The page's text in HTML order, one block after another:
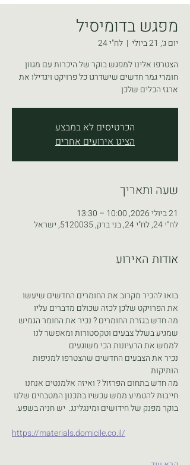
מפגש בדומיסיל
יום ג׳, 21 ביולי
  |
לח"י 24
הצטרפו אלינו למפגש בוקר של היכרות עם מגוון
חומרי גמר חדשים שישדרגו כל פרויקט ויגדילו את
ארגז הכלים שלכן
הכרטיסים לא במבצע
הציגו אירועים אחרים
שעה ותאריך
21 ביולי 2026, 10:00 – 13:30
לח"י 24, לח"י 24, בני ברק, 5120035, ישראל
אודות האירוע
בואו להכיר מקרוב את החומרים החדשים שיעשו
את הפרויקט שלכן לכזה שכולם מדברים עליו
מה חדש בגזרת החומרים ? נכיר את החומר הגמיש
שמגיע בשלל צבעים וטקסטורות ומאפשר לנו
לממש את הרעיונות הכי משוגעים
נכיר את הצבעים החדשים שהצטרפו למניפות
הותיקות
מה חדש בתחום הפרזול ? ואיזה אלמנטים אנחנו
חייבות להטמיע ממש עכשיו בתכנון המטבחים שלנו
בוקר מפנק של חידושים ומינגלינג.  יש חניה בשפע.
https://materials.domicile.co.il/